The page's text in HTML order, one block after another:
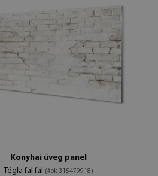
Konyhai üveg panel
Tégla fal fal (#pk-315479918)